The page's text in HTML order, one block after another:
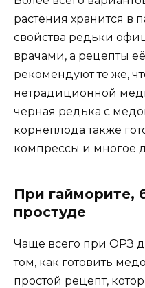
растения хранится в
свойства редьки
врачами, а рецепты
рекомендуют те же,
нетрадиционной
черная редька с
корнеплода также
компрессы и многое
При гайморите,
простуде
Чаще всего при ОРЗ
том, как готовить
простой рецепт,